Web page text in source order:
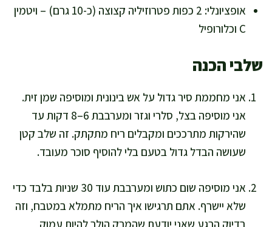
אופציונלי: 2 כפות פטרוזיליה קצוצה (כ-10 גרם) – ויטמין
C וכלורופיל
שלבי הכנה
אני מחממת סיר גדול על אש בינונית ומוסיפה שמן זית.
אני מוסיפה בצל, סלרי וגזר ומערבבת 6–8 דקות עד
שהירקות מתרככים ומקבלים ריח מתקתק. זה שלב קטן
שעושה הבדל גדול בטעם בלי להוסיף סוכר מעובד.
אני מוסיפה שום כתוש ומערבבת עוד 30 שניות בלבד כדי
שלא יישרף. אתם תרגישו איך הריח מתמלא במטבח, וזה
בדיוק הרגע שאני יודעת שהמרק הולך להיות עמוק